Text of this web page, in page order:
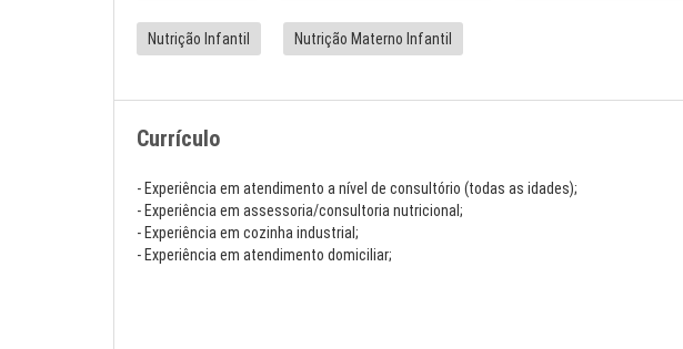
Nutrição Infantil Nutrição Materno Infantil
Currículo
- Experiência em atendimento a nível de consultório (todas as idades);
- Experiência em assessoria/consultoria nutricional;
- Experiência em cozinha industrial;
- Experiência em atendimento domiciliar;